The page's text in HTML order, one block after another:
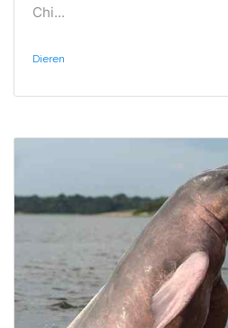
Chi...
Dieren